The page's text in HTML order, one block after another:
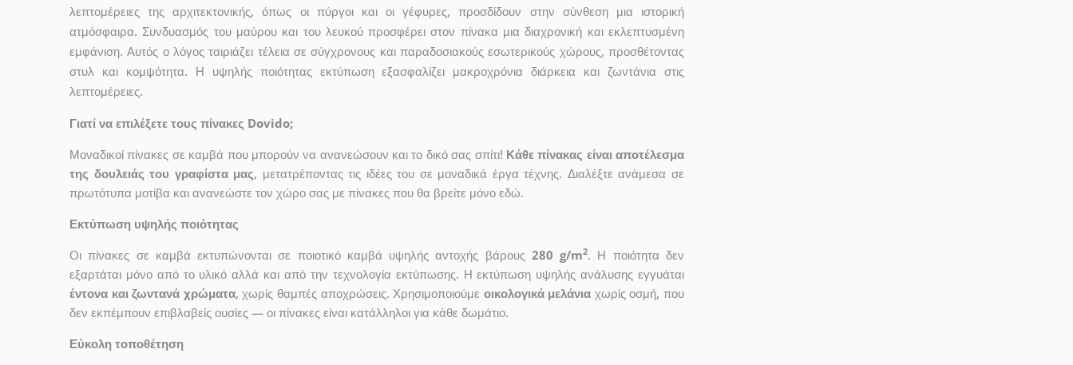
λεπτομέρειες της αρχιτεκτονικής, όπως οι πύργοι και οι γέφυρες, προσδίδουν στην σύνθεση μια ιστορική
ατμόσφαιρα. Συνδυασμός του μαύρου και του λευκού προσφέρει στον πίνακα μια διαχρονική και εκλεπτυσμένη
εμφάνιση. Αυτός ο λόγος ταιριάζει τέλεια σε σύγχρονους και παραδοσιακούς εσωτερικούς χώρους, προσθέτοντας
στυλ και κομψότητα. Η υψηλής ποιότητας εκτύπωση εξασφαλίζει μακροχρόνια διάρκεια και ζωντάνια στις
λεπτομέρειες.
Γιατί να επιλέξετε τους πίνακες Dovido;
Μοναδικοί πίνακες σε καμβά που μπορούν να ανανεώσουν και το δικό σας σπίτι! Κάθε πίνακας είναι αποτέλεσμα
της δουλειάς του γραφίστα μας, μετατρέποντας τις ιδέες του σε μοναδικά έργα τέχνης. Διαλέξτε ανάμεσα σε
πρωτότυπα μοτίβα και ανανεώστε τον χώρο σας με πίνακες που θα βρείτε μόνο εδώ.
Εκτύπωση υψηλής ποιότητας
Οι πίνακες σε καμβά εκτυπώνονται σε ποιοτικό καμβά υψηλής αντοχής βάρους 280 g/m2. Η ποιότητα δεν
εξαρτάται μόνο από το υλικό αλλά και από την τεχνολογία εκτύπωσης. Η εκτύπωση υψηλής ανάλυσης εγγυάται
έντονα και ζωντανά χρώματα, χωρίς θαμπές αποχρώσεις. Χρησιμοποιούμε οικολογικά μελάνια χωρίς οσμή, που
δεν εκπέμπουν επιβλαβείς ουσίες — οι πίνακες είναι κατάλληλοι για κάθε δωμάτιο.
Εύκολη τοποθέτηση